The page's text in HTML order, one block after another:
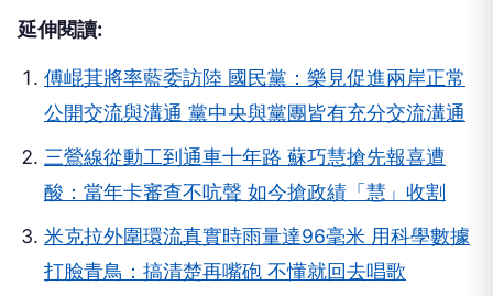
延伸閱讀:
傅崐萁將率藍委訪陸 國民黨：樂見促進兩岸正常
公開交流與溝通 黨中央與黨團皆有充分交流溝通
三鶯線從動工到通車十年路 蘇巧慧搶先報喜遭
酸：當年卡審查不吭聲 如今搶政績「慧」收割
米克拉外圍環流真實時雨量達96毫米 用科學數據
打臉青鳥：搞清楚再嘴砲 不懂就回去唱歌